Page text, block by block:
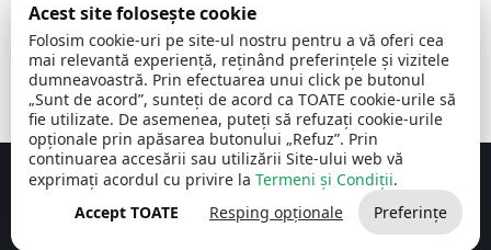
08:00 -
16:30
, vineri:
08:00 -
14:00
Comuna Cerchezu © 2026Toate drepturile rezervate
Concept realizat de Big Media Relații Publice SRL
Acest site folosește cookie
Folosim cookie-uri pe site-ul nostru pentru a vă oferi cea
mai relevantă experiență, reținând preferințele și vizitele
dumneavoastră. Prin efectuarea unui click pe butonul
„Sunt de acord”, sunteți de acord ca TOATE cookie-urile să
fie utilizate. De asemenea, puteți să refuzați cookie-urile
opționale prin apăsarea butonului „Refuz”. Prin
continuarea accesării sau utilizării Site-ului web vă
exprimați acordul cu privire la Termeni și Condiții.
Accept TOATE
Resping opționale Preferințe